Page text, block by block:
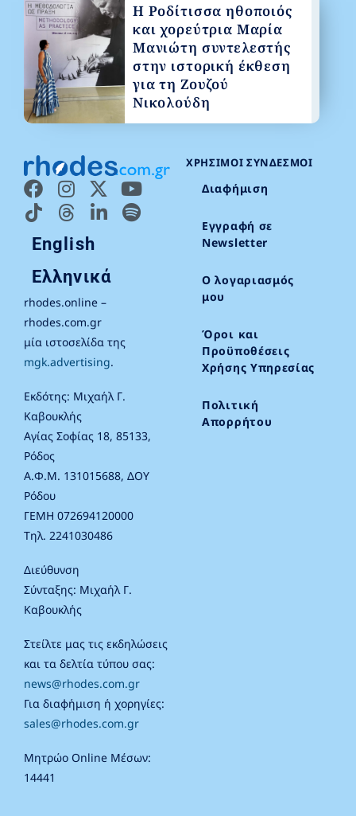
English
Ελληνικά
rhodes.online –
rhodes.com.gr
μία ιστοσελίδα της
mgk.advertising.
Εκδότης: Μιχαήλ Γ.
Καβουκλής
Αγίας Σοφίας 18, 85133,
Ρόδος
Α.Φ.Μ. 131015688, ΔΟΥ
Ρόδου
ΓΕΜΗ 072694120000
Τηλ. 2241030486
Διεύθυνση
Σύνταξης: Μιχαήλ Γ.
Καβουκλής
Στείλτε μας τις εκδηλώσεις
και τα δελτία τύπου σας:
news@rhodes.com.gr
Για διαφήμιση ή χορηγίες:
sales@rhodes.com.gr
Μητρώο Online Μέσων:
14441
ΧΡΉΣΙΜΟΙ ΣΎΝΔΕΣΜΟΙ
Διαφήμιση
Εγγραφή σε
Newsletter
Ο λογαριασμός
μου
Όροι και
Προϋποθέσεις
Χρήσης Υπηρεσίας
Πολιτική
Απορρήτου
Η Ροδίτισσα ηθοποιός
και χορεύτρια Μαρία
Μανιώτη συντελεστής
στην ιστορική έκθεση
για τη Ζουζού
Νικολούδη